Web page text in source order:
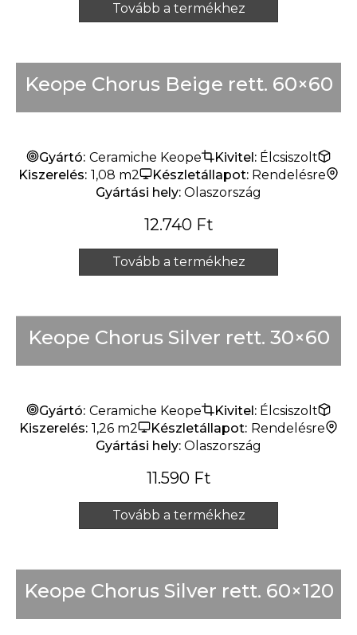
Tovább a termékhez
Keope Chorus Beige rett. 60×60
Gyártó: Ceramiche Keope Kivitel: Élcsiszolt
Kiszerelés: 1,08 m2 Készletállapot: Rendelésre
Gyártási hely: Olaszország
12.740 Ft
Tovább a termékhez
Keope Chorus Silver rett. 30×60
Gyártó: Ceramiche Keope Kivitel: Élcsiszolt
Kiszerelés: 1,26 m2 Készletállapot: Rendelésre
Gyártási hely: Olaszország
11.590 Ft
Tovább a termékhez
Keope Chorus Silver rett. 60×120